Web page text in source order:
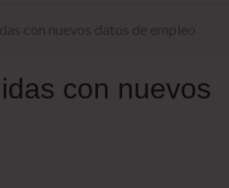
con nuevos